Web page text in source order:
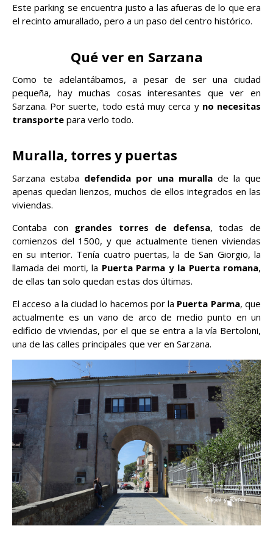
Este parking se encuentra justo a las afueras de lo que era
el recinto amurallado, pero a un paso del centro histórico.
Qué ver en Sarzana
Como te adelantábamos, a pesar de ser una ciudad
pequeña, hay muchas cosas interesantes que ver en
Sarzana. Por suerte, todo está muy cerca y no necesitas
transporte para verlo todo.
Muralla, torres y puertas
Sarzana estaba defendida por una muralla de la que
apenas quedan lienzos, muchos de ellos integrados en las
viviendas.
Contaba con grandes torres de defensa, todas de
comienzos del 1500, y que actualmente tienen viviendas
en su interior. Tenía cuatro puertas, la de San Giorgio, la
llamada dei morti, la Puerta Parma y la Puerta romana,
de ellas tan solo quedan estas dos últimas.
El acceso a la ciudad lo hacemos por la Puerta Parma, que
actualmente es un vano de arco de medio punto en un
edificio de viviendas, por el que se entra a la vía Bertoloni,
una de las calles principales que ver en Sarzana.